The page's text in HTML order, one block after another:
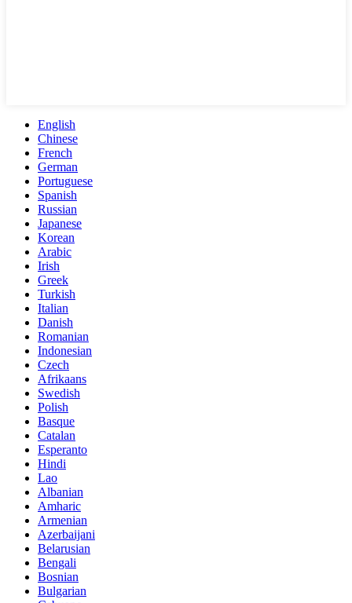
English
Chinese
French
German
Portuguese
Spanish
Russian
Japanese
Korean
Arabic
Irish
Greek
Turkish
Italian
Danish
Romanian
Indonesian
Czech
Afrikaans
Swedish
Polish
Basque
Catalan
Esperanto
Hindi
Lao
Albanian
Amharic
Armenian
Azerbaijani
Belarusian
Bengali
Bosnian
Bulgarian